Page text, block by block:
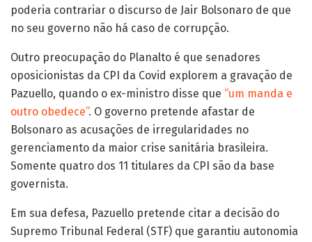
poderia contrariar o discurso de Jair Bolsonaro de que
no seu governo não há caso de corrupção.
Outro preocupação do Planalto é que senadores
oposicionistas da CPI da Covid explorem a gravação de
Pazuello, quando o ex-ministro disse que “um manda e
outro obedece”. O governo pretende afastar de
Bolsonaro as acusações de irregularidades no
gerenciamento da maior crise sanitária brasileira.
Somente quatro dos 11 titulares da CPI são da base
governista.
Em sua defesa, Pazuello pretende citar a decisão do
Supremo Tribunal Federal (STF) que garantiu autonomia